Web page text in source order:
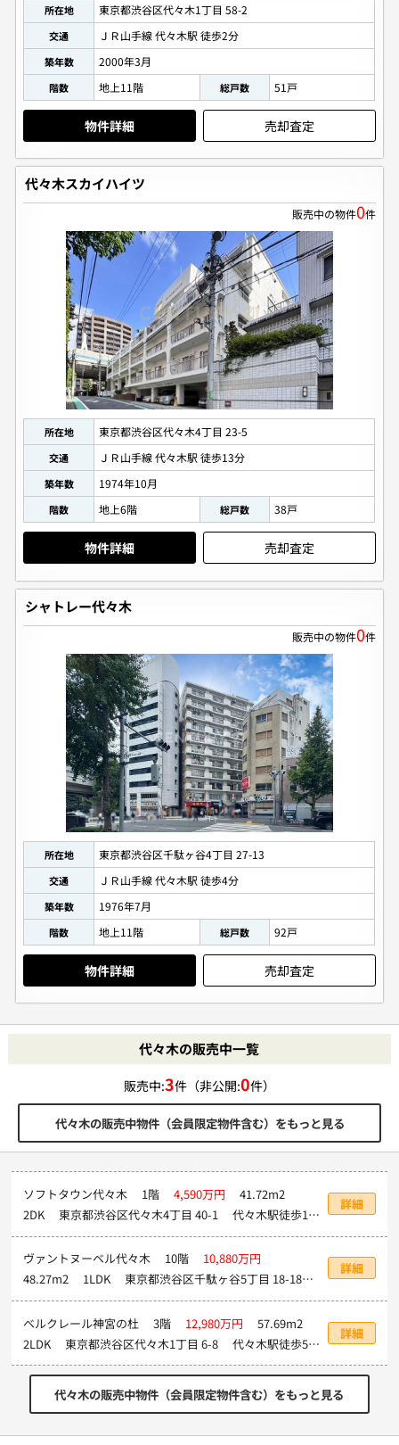
所在地 東京都渋谷区代々木1丁目 58-2
交通 ＪＲ山手線 代々木駅 徒歩2分
築年数 2000年3月
階数 地上11階 総戸数 51戸
物件詳細 売却査定
代々木スカイハイツ
販売中の物件0件
所在地 東京都渋谷区代々木4丁目 23-5
交通 ＪＲ山手線 代々木駅 徒歩13分
築年数 1974年10月
階数 地上6階 総戸数 38戸
物件詳細 売却査定
シャトレー代々木
販売中の物件0件
所在地 東京都渋谷区千駄ヶ谷4丁目 27-13
交通 ＪＲ山手線 代々木駅 徒歩4分
築年数 1976年7月
階数 地上11階 総戸数 92戸
物件詳細 売却査定
代々木の販売中一覧
販売中:3件（非公開:0件）
代々木の販売中物件（会員限定物件含む）をもっと見る
ソフトタウン代々木 1階4,590万円 41.72m2
2DK 東京都渋谷区代々木4丁目 40-1 代々木駅徒歩13
分
詳細
ヴァントヌーベル代々木 10階 10,880万円
48.27m2
代々木駅徒歩3分
詳細
ベルクレール神宮の杜 3階 12,980万円 57.69m2
2LDK 東京都渋谷区代々木1丁目 6-8 代々木駅徒歩5
分
詳細
代々木の販売中物件（会員限定物件含む）をもっと見る